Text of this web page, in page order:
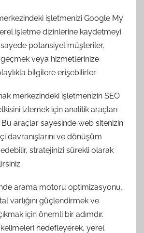
işletmenizi Google My
işletme dizinlerine kaydetmeyi
potansiyel müşteriler,
veya hizmetlerinize
bilgilere erişebilirler.
merkezindeki işletmenizin SEO
izlemek için analitik araçları
Bu araçlar sayesinde web sitenizin
davranışlarını ve dönüşüm
edebilir, stratejinizi sürekli olarak
arama motoru optimizasyonu,
varlığını güçlendirmek ve
için önemli bir adımdır.
hedefleyerek, yerel